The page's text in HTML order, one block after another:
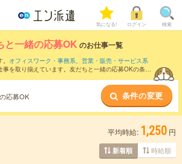
気になる! ログイン 検索
と一緒の応募OK のお仕事一覧
オフィスワーク・事務系、 営業・販売・サービス系
事を取り揃えています。友だちと一緒の応募OKの条件
応募OK 条件の変更
平均時給: 1,250 円
新着順 時給順